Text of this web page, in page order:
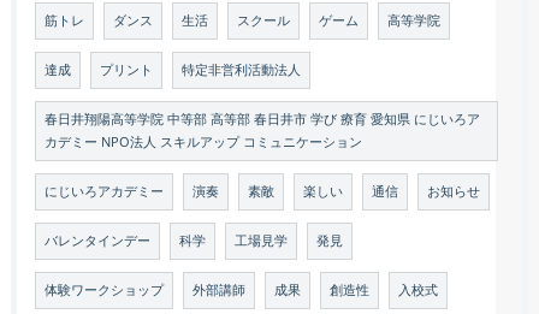
筋トレ ダンス 生活 スクール ゲーム 高等学院
達成 プリント 特定非営利活動法人
春日井翔陽高等学院 中等部 高等部 春日井市 学び 療育 愛知県 にじいろア
カデミー NPO法人 スキルアップ コミュニケーション
にじいろアカデミー 演奏 素敵 楽しい 通信 お知らせ
バレンタインデー 科学 工場見学 発見
体験ワークショップ 外部講師 成果 創造性 入校式